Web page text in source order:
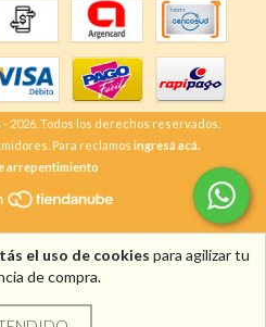
el uso de cookies para agilizar tu
de compra.
2026. Todos los derechos reservados.
Para reclamos ingresá acá.
arrepentimiento